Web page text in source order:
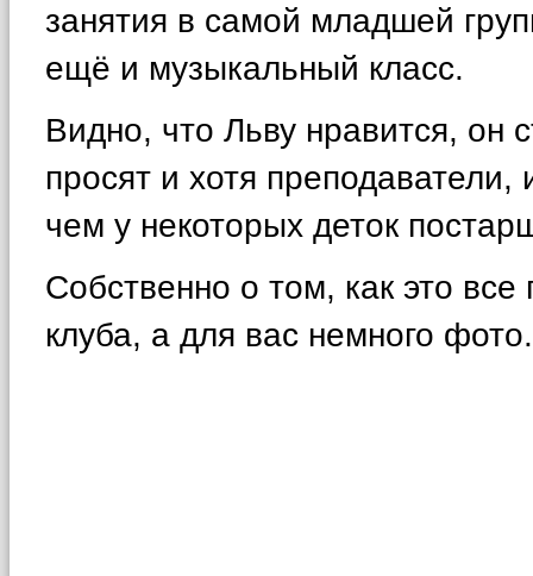
занятия в самой младшей
ещё и музыкальный класс.
Видно, что Льву нравится, он
просят и хотя
чем у некоторых деток
Собственно о том, как это
клуба, а для вас немного фото.